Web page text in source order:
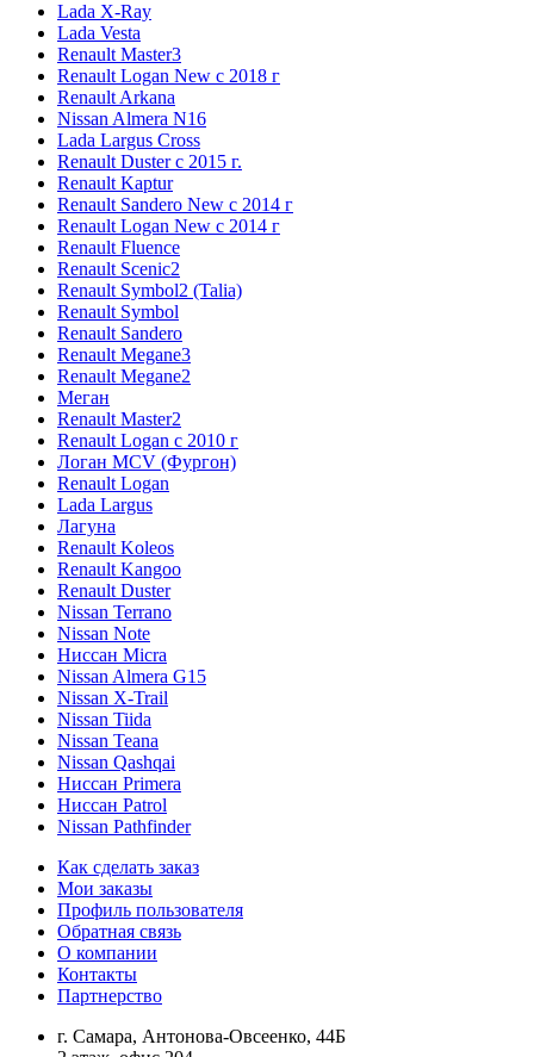
Lada X-Ray
Lada Vesta
Renault Master3
Renault Logan New с 2018 г
Renault Arkana
Nissan Almera N16
Lada Largus Cross
Renault Duster с 2015 г.
Renault Kaptur
Renault Sandero New с 2014 г
Renault Logan New с 2014 г
Renault Fluence
Renault Scenic2
Renault Symbol2 (Talia)
Renault Symbol
Renault Sandero
Renault Megane3
Renault Megane2
Меган
Renault Master2
Renault Logan c 2010 г
Логан МСV (Фургон)
Renault Logan
Lada Largus
Лагуна
Renault Koleos
Renault Kangoo
Renault Duster
Nissan Terrano
Nissan Note
Ниссан Micra
Nissan Almera G15
Nissan X-Trail
Nissan Tiida
Nissan Teana
Nissan Qashqai
Ниссан Primera
Ниссан Patrol
Nissan Pathfinder
Как сделать заказ
Мои заказы
Профиль пользователя
Обратная связь
О компании
Контакты
Партнерство
г. Самара, Антонова-Овсеенко, 44Б